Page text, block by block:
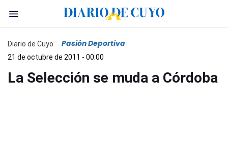
Diario de Cuyo Pasión Deportiva
21 de octubre de 2011 - 00:00
La Selección se muda a Córdoba